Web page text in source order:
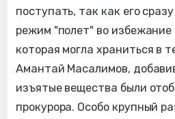
поступать, так как его
режим "полет" во
которая могла храниться в
Амантай Масалимов,
изъятые вещества были
прокурора. Особо крупный